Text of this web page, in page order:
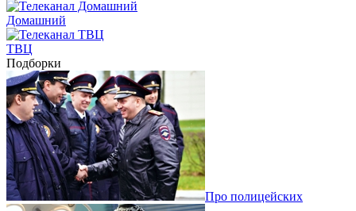
Домашний
ТВЦ
Подборки
Про полицейских